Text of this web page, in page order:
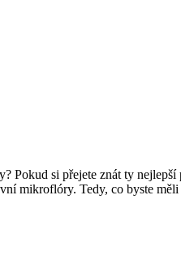
si přejete znát ty
mikroflóry. Tedy, co byste